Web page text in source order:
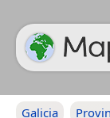
Galicia